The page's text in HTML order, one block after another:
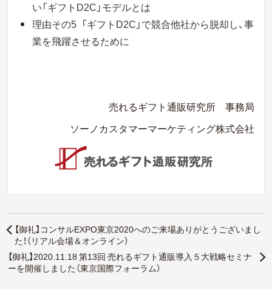
い「ギフトD2C」モデルとは
理由その5 「ギフトD2C」で競合他社から脱却し、事
業を飛躍させるために
売れるギフト通販研究所 事務局
ソーノカスタマーマーケティング株式会社
【御礼】コンサルEXPO東京2020へのご来場ありがとうございまし
た！（リアル会場＆オンライン）
【御礼】2020.11.18 第13回 売れるギフト通販導入５大戦略セミナ
ーを開催しました（東京国際フォーラム）